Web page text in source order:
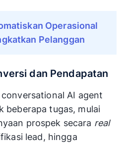
Operasional
Pelanggan
dan Pendapatan
conversational AI agent
beberapa tugas, mulai
prospek secara real
lead, hingga